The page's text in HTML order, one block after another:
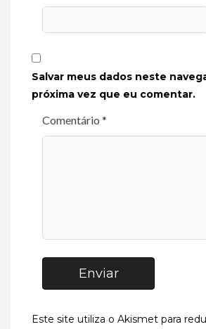
Salvar meus dados neste
próxima vez que eu comentar.
Comentário *
Enviar
Este site utiliza o Akismet para